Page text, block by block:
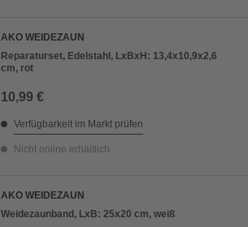
AKO WEIDEZAUN
Reparaturset, Edelstahl, LxBxH: 13,4x10,9x2,6
cm, rot
10,99 €
Verfügbarkeit im Markt prüfen
Nicht online erhältlich
AKO WEIDEZAUN
Weidezaunband, LxB: 25x20 cm, weiß